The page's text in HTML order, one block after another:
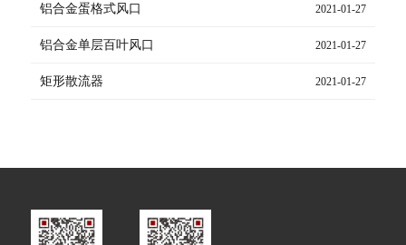
铝合金蛋格式风口 2021-01-27
铝合金单层百叶风口 2021-01-27
矩形散流器 2021-01-27